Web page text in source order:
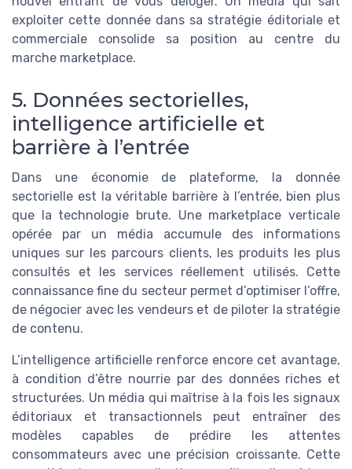
exploiter cette donnée dans sa stratégie éditoriale et
commerciale consolide sa position au centre du
marche marketplace.
5. Données sectorielles,
intelligence artificielle et
barrière à l’entrée
Dans une économie de plateforme, la donnée
sectorielle est la véritable barrière à l’entrée, bien plus
que la technologie brute. Une marketplace verticale
opérée par un média accumule des informations
uniques sur les parcours clients, les produits les plus
consultés et les services réellement utilisés. Cette
connaissance fine du secteur permet d’optimiser l’offre,
de négocier avec les vendeurs et de piloter la stratégie
de contenu.
L’intelligence artificielle renforce encore cet avantage,
à condition d’être nourrie par des données riches et
structurées. Un média qui maîtrise à la fois les signaux
éditoriaux et transactionnels peut entraîner des
modèles capables de prédire les attentes
consommateurs avec une précision croissante. Cette